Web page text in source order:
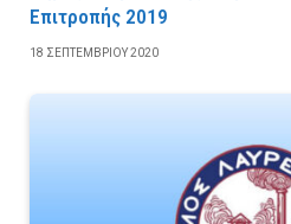
Επιτροπής 2019
18 ΣΕΠΤΕΜΒΡΊΟΥ 2020